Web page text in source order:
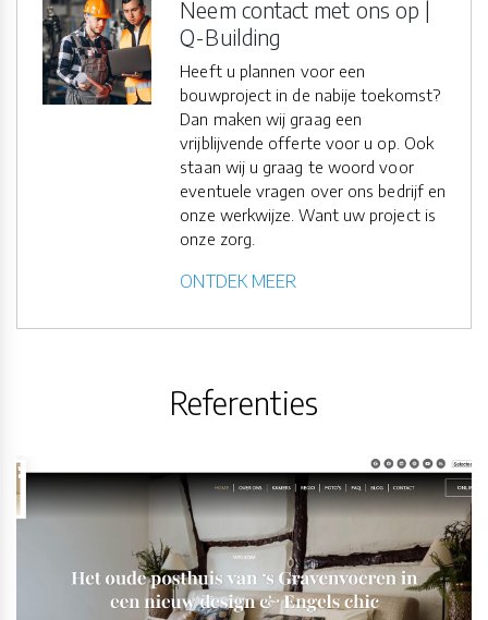
Neem contact met ons op |
Q-Building
Heeft u plannen voor een
bouwproject in de nabije toekomst?
Dan maken wij graag een
vrijblijvende offerte voor u op. Ook
staan wij u graag te woord voor
eventuele vragen over ons bedrijf en
onze werkwijze. Want uw project is
onze zorg.
ONTDEK MEER
Referenties